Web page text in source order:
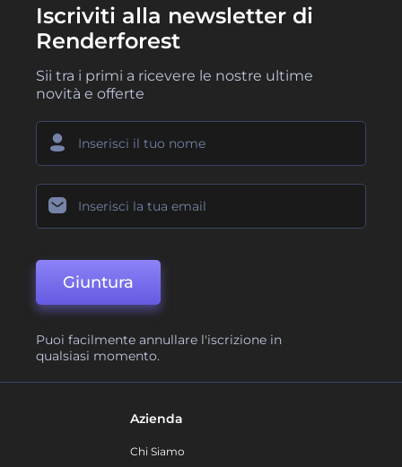
Iscriviti alla newsletter di
Renderforest
Sii tra i primi a ricevere le nostre ultime
novità e offerte
Giuntura
Puoi facilmente annullare l'iscrizione in
qualsiasi momento.
Azienda
Chi Siamo